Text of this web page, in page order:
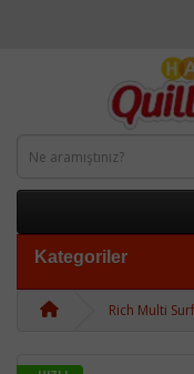
Kategoriler
Rich Multi